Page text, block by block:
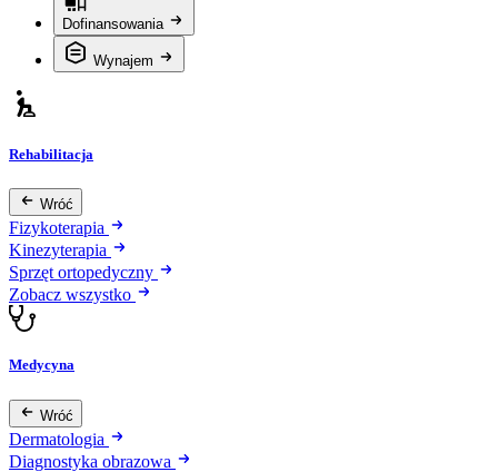
Dofinansowania
Wynajem
Rehabilitacja
Wróć
Fizykoterapia
Kinezyterapia
Sprzęt ortopedyczny
Zobacz wszystko
Medycyna
Wróć
Dermatologia
Diagnostyka obrazowa